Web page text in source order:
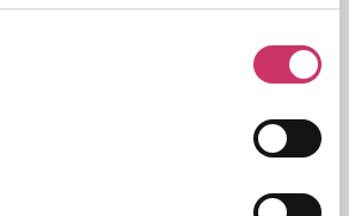
| KIA Sportage NQ5